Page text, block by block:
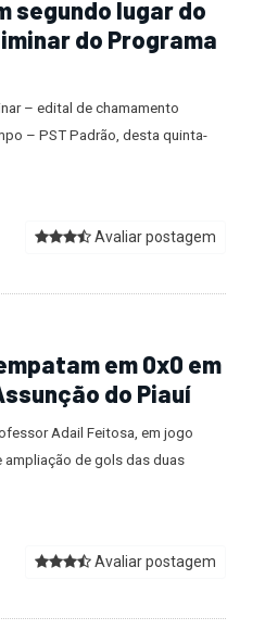
segundo lugar do
do Programa
– edital de chamamento
– PST Padrão, desta quinta-
Avaliar postagem
em 0x0 em
do Piauí
Adail Feitosa, em jogo
de gols das duas
Avaliar postagem